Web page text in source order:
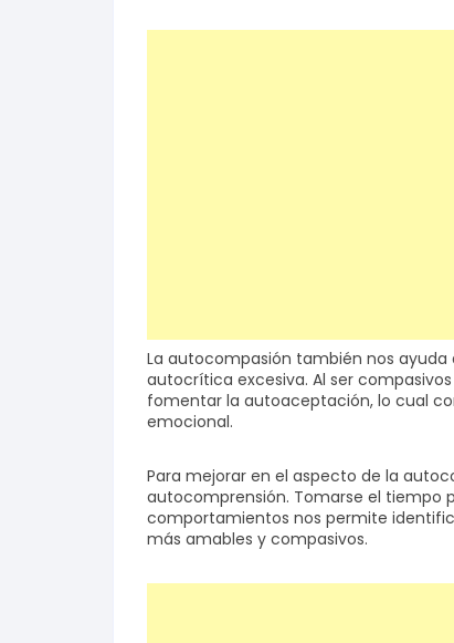
La autocompasión también nos
autocrítica excesiva. Al ser
fomentar la autoaceptación, lo cual
emocional.
Para mejorar en el aspecto de la
autocomprensión. Tomarse el tiempo
comportamientos nos permite
más amables y compasivos.